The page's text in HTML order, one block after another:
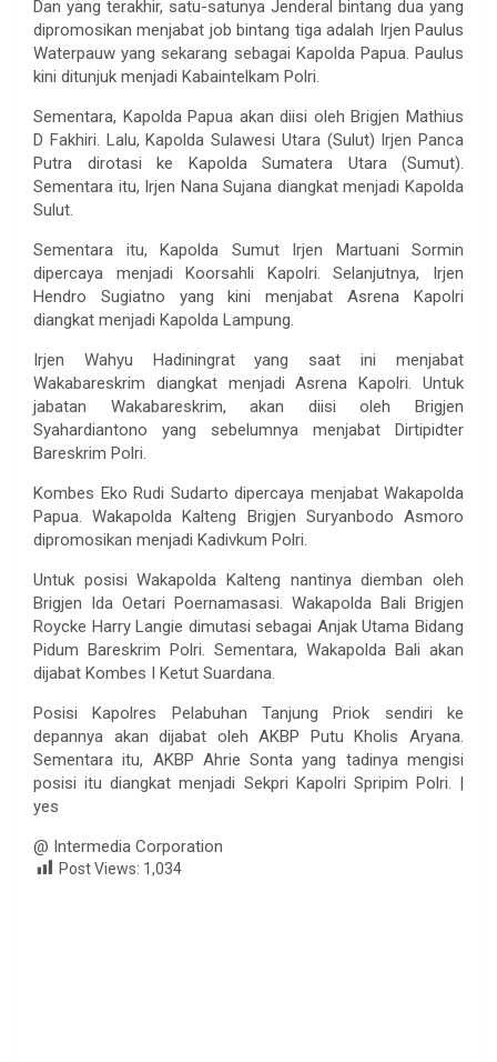
Dan yang terakhir, satu-satunya Jenderal bintang dua yang
dipromosikan menjabat job bintang tiga adalah Irjen Paulus
Waterpauw yang sekarang sebagai Kapolda Papua. Paulus
kini ditunjuk menjadi Kabaintelkam Polri.
Sementara, Kapolda Papua akan diisi oleh Brigjen Mathius
D Fakhiri. Lalu, Kapolda Sulawesi Utara (Sulut) Irjen Panca
Putra dirotasi ke Kapolda Sumatera Utara (Sumut).
Sementara itu, Irjen Nana Sujana diangkat menjadi Kapolda
Sulut.
Sementara itu, Kapolda Sumut Irjen Martuani Sormin
dipercaya menjadi Koorsahli Kapolri. Selanjutnya, Irjen
Hendro Sugiatno yang kini menjabat Asrena Kapolri
diangkat menjadi Kapolda Lampung.
Irjen Wahyu Hadiningrat yang saat ini menjabat
Wakabareskrim diangkat menjadi Asrena Kapolri. Untuk
jabatan Wakabareskrim, akan diisi oleh Brigjen
Syahardiantono yang sebelumnya menjabat Dirtipidter
Bareskrim Polri.
Kombes Eko Rudi Sudarto dipercaya menjabat Wakapolda
Papua. Wakapolda Kalteng Brigjen Suryanbodo Asmoro
dipromosikan menjadi Kadivkum Polri.
Untuk posisi Wakapolda Kalteng nantinya diemban oleh
Brigjen Ida Oetari Poernamasasi. Wakapolda Bali Brigjen
Roycke Harry Langie dimutasi sebagai Anjak Utama Bidang
Pidum Bareskrim Polri. Sementara, Wakapolda Bali akan
dijabat Kombes I Ketut Suardana.
Posisi Kapolres Pelabuhan Tanjung Priok sendiri ke
depannya akan dijabat oleh AKBP Putu Kholis Aryana.
Sementara itu, AKBP Ahrie Sonta yang tadinya mengisi
posisi itu diangkat menjadi Sekpri Kapolri Spripim Polri. |
yes
@ Intermedia Corporation
Post Views: 1,034